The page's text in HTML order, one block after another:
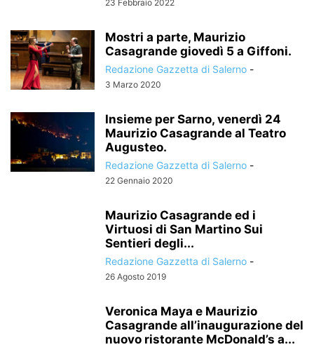
23 Febbraio 2022
Mostri a parte, Maurizio
Casagrande giovedì 5 a Giffoni.
Redazione Gazzetta di Salerno -
3 Marzo 2020
Insieme per Sarno, venerdì 24
Maurizio Casagrande al Teatro
Augusteo.
Redazione Gazzetta di Salerno -
22 Gennaio 2020
Maurizio Casagrande ed i
Virtuosi di San Martino Sui
Sentieri degli...
Redazione Gazzetta di Salerno -
26 Agosto 2019
Veronica Maya e Maurizio
Casagrande all’inaugurazione del
nuovo ristorante McDonald’s a...